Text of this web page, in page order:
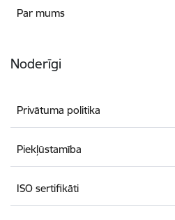
Par mums
Noderīgi
Privātuma politika
Piekļūstamība
ISO sertifikāti